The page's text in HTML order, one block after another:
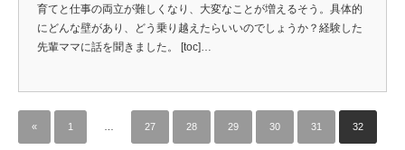
育てと仕事の両立が難しくなり、大変なことが増えるそう。具体的
にどんな壁があり、どう乗り越えたらいいのでしょうか？経験した
先輩ママに話を聞きました。 [toc]…
« 1 27 28 29 30 31 32